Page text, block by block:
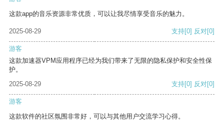
这款app的音乐资源非常优质，可以让我尽情享受音乐的魅力。
2025-08-29 支持[0] 反对[0]
游客
这款加速器VPM应用程序已经为我们带来了无限的隐私保护和安全性保
护。
2025-08-29
支持[0] 反对[0]
游客
这款软件的社区氛围非常好，可以与其他用户交流学习心得。